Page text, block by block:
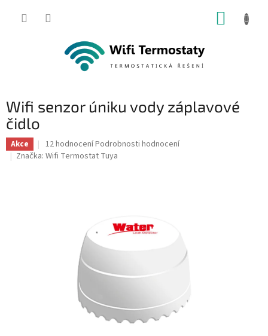
Wifi senzor úniku vody záplavové
čidlo
Akce
Průměrné
hodnocení
12 hodnoceníPodrobnosti hodnocení
Značka: Wifi Termostat Tuya